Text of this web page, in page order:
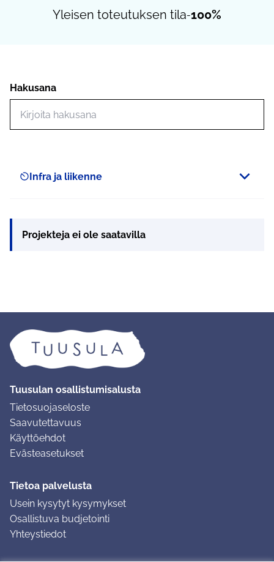
Yleisen toteutuksen tila-100%
Hakusana
Scope
Infra ja liikenne
Projekteja ei ole saatavilla
Tuusulan osallistumisalusta
Tietosuojaseloste
Saavutettavuus
Käyttöehdot
Evästeasetukset
Tietoa palvelusta
Usein kysytyt kysymykset
Osallistuva budjetointi
Yhteystiedot